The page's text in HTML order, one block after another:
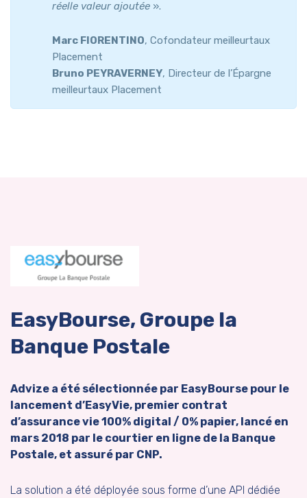
réelle valeur ajoutée ».
Marc FIORENTINO, Cofondateur meilleurtaux
Placement
Bruno PEYRAVERNEY, Directeur de l’Épargne
meilleurtaux Placement
EasyBourse, Groupe la
Banque Postale
Advize a été sélectionnée par EasyBourse pour le
lancement d’EasyVie, premier contrat
d’assurance vie 100% digital / 0% papier, lancé en
mars 2018 par le courtier en ligne de la Banque
Postale, et assuré par CNP.
La solution a été déployée sous forme d’une API dédiée